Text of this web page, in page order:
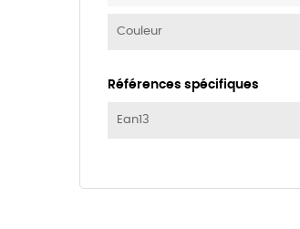
Couleur
Références spécifiques
Ean13